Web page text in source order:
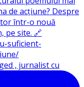
, jurnalist cu